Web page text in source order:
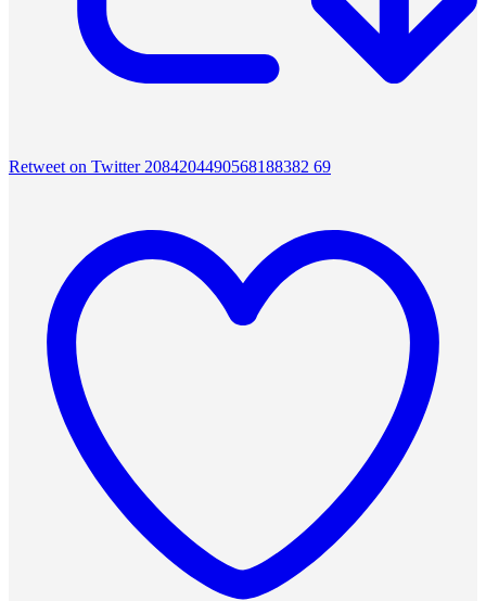
Retweet on Twitter 2084204490568188382 69